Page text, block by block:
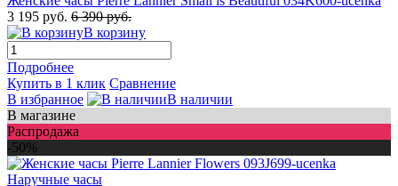
3 195 руб. 6 390 руб.
В корзину
Подробнее
Купить в 1 клик Сравнение
В избранное
В наличии
В магазине
Распродажа
-50%